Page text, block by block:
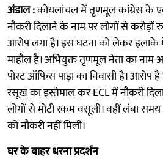
अंडाल :कोयलांचल में तृणमूल कांग्रेस के
नौकरी दिलाने के नाम पर लोगों से
आरोप लगा है। इस घटना को लेकर इलाके
माहौल है। अभियुक्त तृणमूल नेता का नाम
पोस्ट ऑफिस पाड़ा का निवासी है। आरोप
रसूख का इस्तेमाल कर ECL में नौकरी
लोगों से मोटी रकम वसूली। वहीं लंबा
को नौकरी नहीं मिली।
घर के बाहर धरना प्रदर्शन